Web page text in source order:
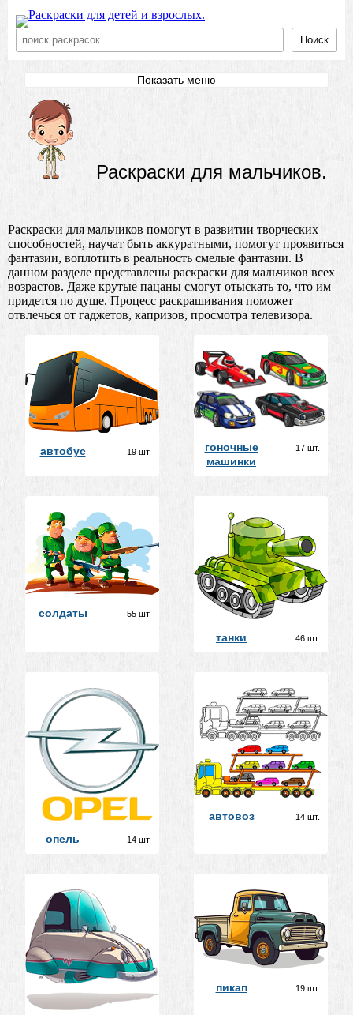
Поиск
Показать меню
Раскраски для мальчиков.
Раскраски для мальчиков помогут в развитии творческих
способностей, научат быть аккуратными, помогут проявиться
фантазии, воплотить в реальность смелые фантазии. В
данном разделе представлены раскраски для мальчиков всех
возрастов. Даже крутые пацаны смогут отыскать то, что им
придется по душе. Процесс раскрашивания поможет
отвлечься от гаджетов, капризов, просмотра телевизора.
автобус 19 шт.
гоночные
машинки
17 шт.
солдаты 55 шт.
танки 46 шт.
опель 14 шт.
автовоз 14 шт.
пикап 19 шт.